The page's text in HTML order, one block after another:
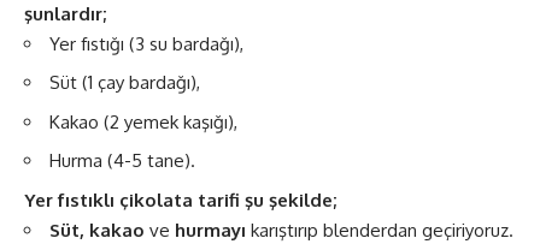
şunlardır;
Yer fıstığı (3 su bardağı),
Süt (1 çay bardağı),
Kakao (2 yemek kaşığı),
Hurma (4-5 tane).
Yer fıstıklı çikolata tarifi şu şekilde;
Süt, kakao ve hurmayı karıştırıp blenderdan geçiriyoruz.